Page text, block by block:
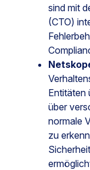
sind mit
(CTO)
Entitäten
über
normale
zu